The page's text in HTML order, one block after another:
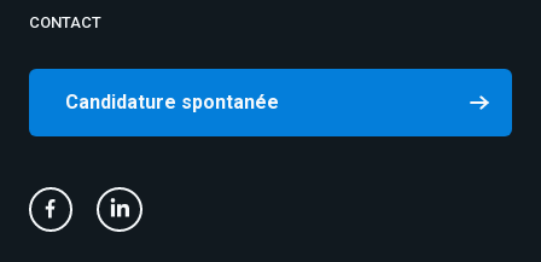
CONTACT
Candidature spontanée